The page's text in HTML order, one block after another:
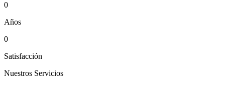
0
Años
0
Satisfacción
Nuestros Servicios